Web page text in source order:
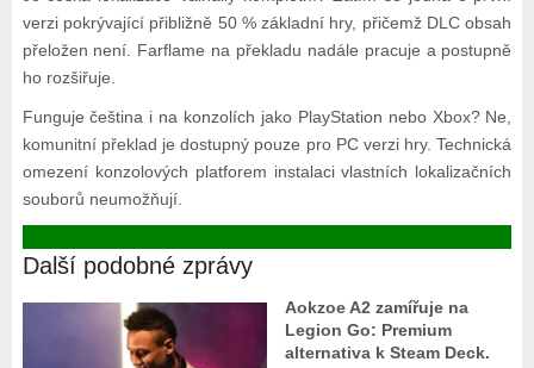
verzi pokrývající přibližně 50 % základní hry, přičemž DLC obsah
přeložen není. Farflame na překladu nadále pracuje a postupně
ho rozšiřuje.
Funguje čeština i na konzolích jako PlayStation nebo Xbox? Ne,
komunitní překlad je dostupný pouze pro PC verzi hry. Technická
omezení konzolových platforem instalaci vlastních lokalizačních
souborů neumožňují.
Další podobné zprávy
Aokzoe A2 zamířuje na
Legion Go: Premium
alternativa k Steam Deck.